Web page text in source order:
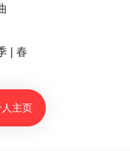
| 春
主页